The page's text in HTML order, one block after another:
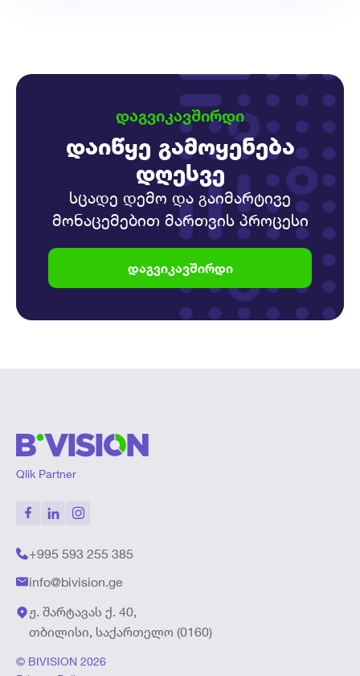
ᲓᲐᲒᲕᲘᲙᲐᲕᲨᲘᲠᲓᲘ
დაიწყე გამოყენება
დღესვე
სცადე დემო და გაიმარტივე
მონაცემებით მართვის პროცესი
დაგვიკავშირდი
Qlik Partner
ჟ. შარტავას ქ. 40,
თბილისი, საქართელო (0160)
+995 593 255 385
info@bivision.ge
© BIVISION 2026